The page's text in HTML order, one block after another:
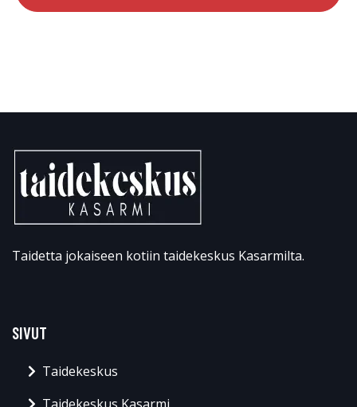
Taidetta jokaiseen kotiin taidekeskus Kasarmilta.
SIVUT
Taidekeskus